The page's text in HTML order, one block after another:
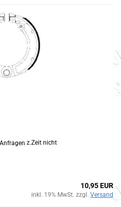
z.Zeit nicht
10,95 EUR
inkl. 19% MwSt. zzgl. Versand